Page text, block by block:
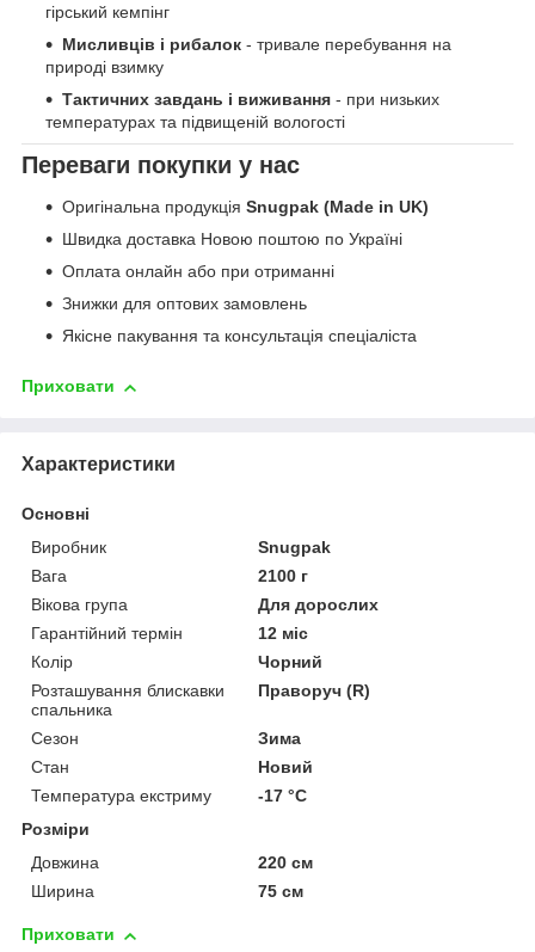
гірський кемпінг
Мисливців і рибалок - тривале перебування на
природі взимку
Тактичних завдань і виживання - при низьких
температурах та підвищеній вологості
Переваги покупки у нас
Оригінальна продукція Snugpak (Made in UK)
Швидка доставка Новою поштою по Україні
Оплата онлайн або при отриманні
Знижки для оптових замовлень
Якісне пакування та консультація спеціаліста
Приховати
Характеристики
Основні
Виробник
Snugpak
Вага
2100 г
Вікова група
Для дорослих
Гарантійний термін
12 міс
Колір
Чорний
Розташування блискавки
спальника
Праворуч (R)
Сезон
Зима
Стан
Новий
Температура екстриму
-17 °С
Розміри
Довжина
220 см
Ширина
75 см
Приховати